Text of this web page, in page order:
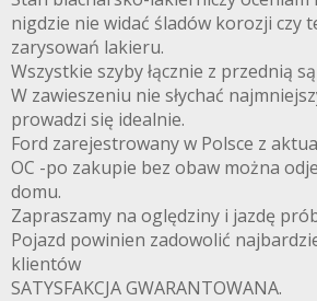
nigdzie nie widać śladów korozji czy
zarysowań lakieru.
Wszystkie szyby łącznie z przednią
W zawieszeniu nie słychać
prowadzi się idealnie.
Ford zarejestrowany w Polsce z
OC -po zakupie bez obaw można
domu.
Zapraszamy na oględziny i jazdę
Pojazd powinien zadowolić
klientów
SATYSFAKCJA GWARANTOWANA.